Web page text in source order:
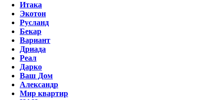
Итака
Экотон
Русланд
Бекар
Вариант
Дриада
Реал
Дарко
Ваш Дом
Александр
Мир квартир